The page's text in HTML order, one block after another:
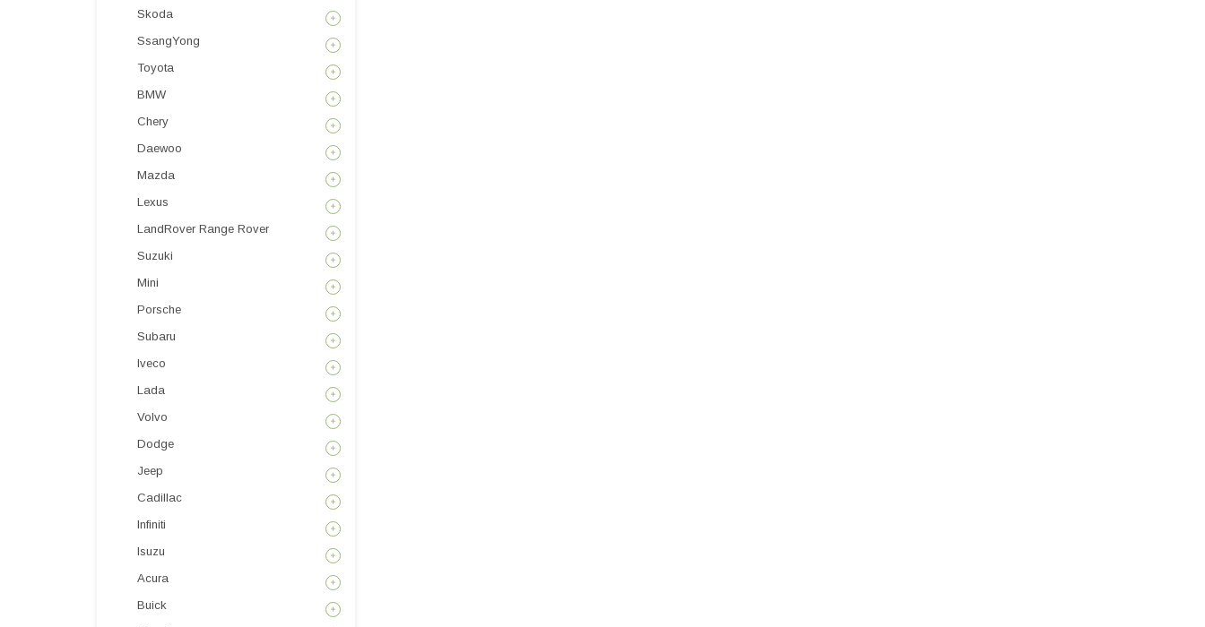
Skoda
SsangYong
Toyota
BMW
Chery
Daewoo
Mazda
Lexus
LandRover Range Rover
Suzuki
Mini
Porsche
Subaru
Iveco
Lada
Volvo
Dodge
Jeep
Cadillac
Infiniti
Isuzu
Acura
Buick